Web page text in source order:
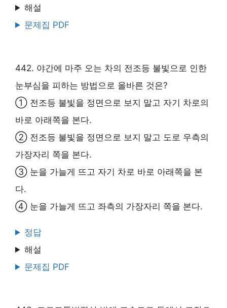
해설
문제집 PDF
442. 야간에 마주 오는 차의 전조등 불빛으로 인한
눈부심을 피하는 방법으로 올바른 것은?
① 전조등 불빛을 정면으로 보지 말고 자기 차로의
바로 아래쪽을 본다.
② 전조등 불빛을 정면으로 보지 말고 도로 우측의
가장자리 쪽을 본다.
③ 눈을 가늘게 뜨고 자기 차로 바로 아래쪽을 본
다.
④ 눈을 가늘게 뜨고 좌측의 가장자리 쪽을 본다.
정답
해설
문제집 PDF